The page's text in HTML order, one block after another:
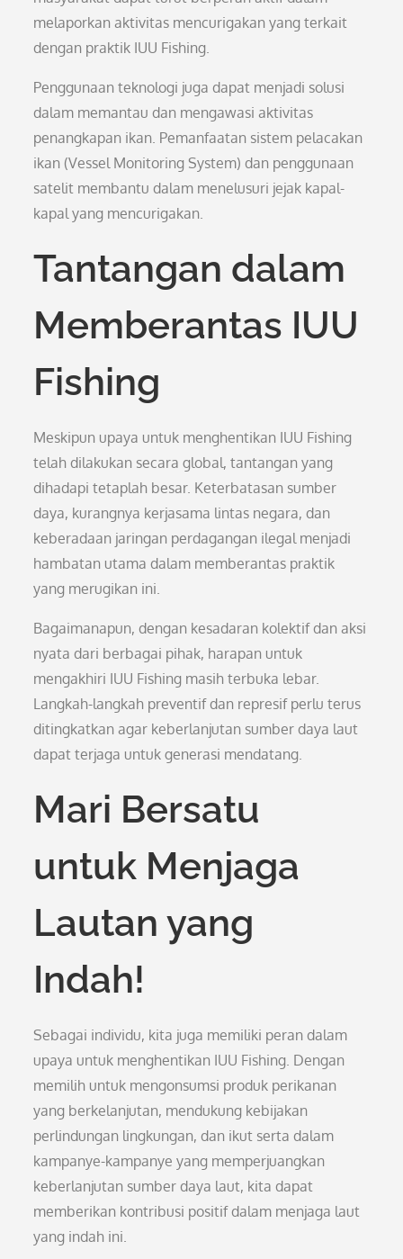
melaporkan aktivitas mencurigakan yang terkait
dengan praktik IUU Fishing.
Penggunaan teknologi juga dapat menjadi solusi
dalam memantau dan mengawasi aktivitas
penangkapan ikan. Pemanfaatan sistem pelacakan
ikan (Vessel Monitoring System) dan penggunaan
satelit membantu dalam menelusuri jejak kapal-
kapal yang mencurigakan.
Tantangan dalam
Memberantas IUU
Fishing
Meskipun upaya untuk menghentikan IUU Fishing
telah dilakukan secara global, tantangan yang
dihadapi tetaplah besar. Keterbatasan sumber
daya, kurangnya kerjasama lintas negara, dan
keberadaan jaringan perdagangan ilegal menjadi
hambatan utama dalam memberantas praktik
yang merugikan ini.
Bagaimanapun, dengan kesadaran kolektif dan aksi
nyata dari berbagai pihak, harapan untuk
mengakhiri IUU Fishing masih terbuka lebar.
Langkah-langkah preventif dan represif perlu terus
ditingkatkan agar keberlanjutan sumber daya laut
dapat terjaga untuk generasi mendatang.
Mari Bersatu
untuk Menjaga
Lautan yang
Indah!
Sebagai individu, kita juga memiliki peran dalam
upaya untuk menghentikan IUU Fishing. Dengan
memilih untuk mengonsumsi produk perikanan
yang berkelanjutan, mendukung kebijakan
perlindungan lingkungan, dan ikut serta dalam
kampanye-kampanye yang memperjuangkan
keberlanjutan sumber daya laut, kita dapat
memberikan kontribusi positif dalam menjaga laut
yang indah ini.